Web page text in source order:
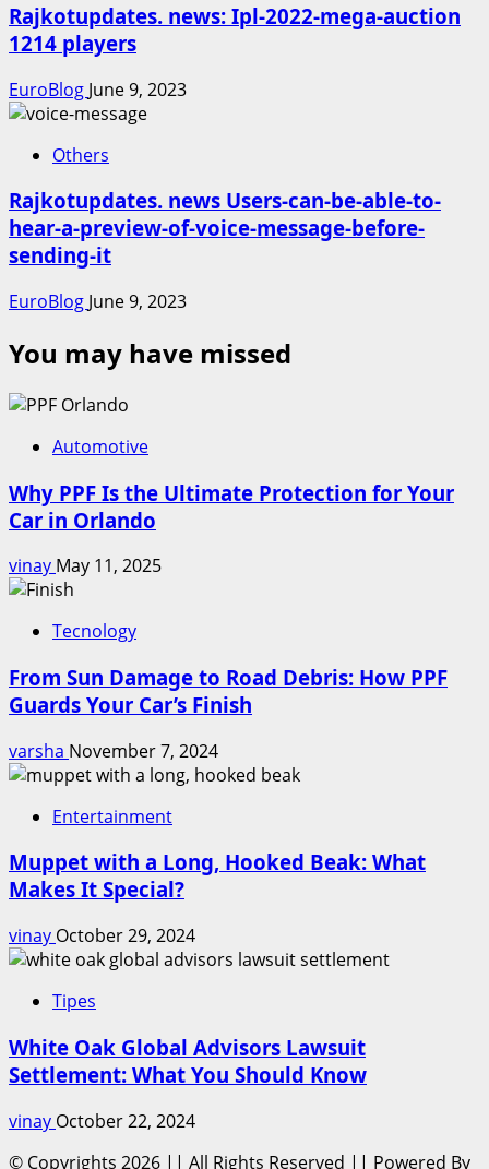
Rajkotupdates. news: Ipl-2022-mega-auction
1214 players
EuroBlog June 9, 2023
Others
Rajkotupdates. news Users-can-be-able-to-
hear-a-preview-of-voice-message-before-
sending-it
EuroBlog June 9, 2023
You may have missed
Automotive
Why PPF Is the Ultimate Protection for Your
Car in Orlando
vinay May 11, 2025
Tecnology
From Sun Damage to Road Debris: How PPF
Guards Your Car’s Finish
varsha November 7, 2024
Entertainment
Muppet with a Long, Hooked Beak: What
Makes It Special?
vinay October 29, 2024
Tipes
White Oak Global Advisors Lawsuit
Settlement: What You Should Know
vinay October 22, 2024
© Copyrights 2026 || All Rights Reserved || Powered By